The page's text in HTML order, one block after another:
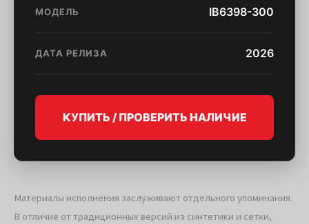
МОДЕЛЬ IB6398-300
ДАТА РЕЛИЗА 2026
КУПИТЬ / ПРОВЕРИТЬ НАЛИЧИЕ
Материалы исполнения заслуживают отдельного упоминания.
В отличие от традиционных версий из синтетики и сетки,